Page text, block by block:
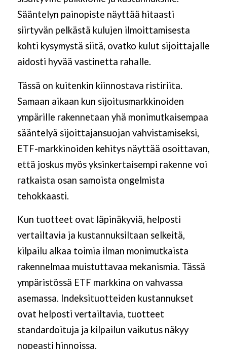
Sääntelyn painopiste näyttää hitaasti
siirtyvän pelkästä kulujen ilmoittamisesta
kohti kysymystä siitä, ovatko kulut sijoittajalle
aidosti hyvää vastinetta rahalle.
Tässä on kuitenkin kiinnostava ristiriita.
Samaan aikaan kun sijoitusmarkkinoiden
ympärille rakennetaan yhä monimutkaisempaa
sääntelyä sijoittajansuojan vahvistamiseksi,
ETF-markkinoiden kehitys näyttää osoittavan,
että joskus myös yksinkertaisempi rakenne voi
ratkaista osan samoista ongelmista
tehokkaasti.
Kun tuotteet ovat läpinäkyviä, helposti
vertailtavia ja kustannuksiltaan selkeitä,
kilpailu alkaa toimia ilman monimutkaista
rakennelmaa muistuttavaa mekanismia. Tässä
ympäristössä ETF markkina on vahvassa
asemassa. Indeksituotteiden kustannukset
ovat helposti vertailtavia, tuotteet
standardoituja ja kilpailun vaikutus näkyy
nopeasti hinnoissa.